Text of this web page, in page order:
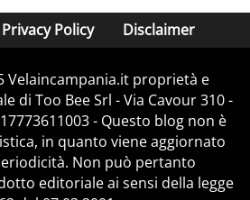
‘Met Gala è il mio sogno più grande,
(Fonte IG
ha affrontato anche il tema
è stata vittima:
Privacy Policy Disclaimer
Velaincampania.it proprietà e
di Too Bee Srl - Via Cavour 310 -
- Questo blog non è
in quanto viene aggiornato
Non può pertanto
editoriale ai sensi della legge